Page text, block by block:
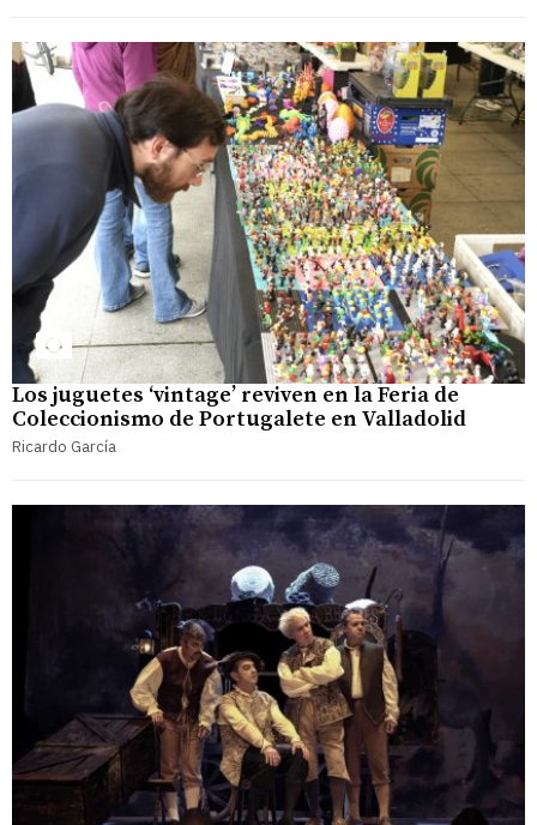
Los juguetes ‘vintage’ reviven en la Feria de
Coleccionismo de Portugalete en Valladolid
Ricardo García